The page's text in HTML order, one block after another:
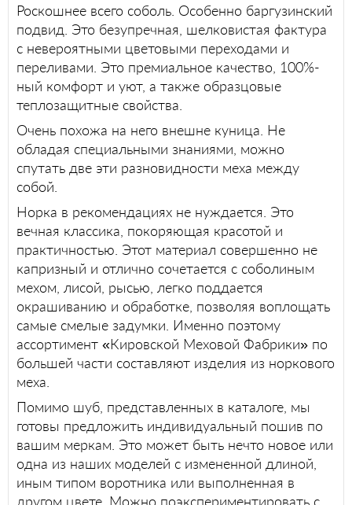
Роскошнее всего соболь. Особенно баргузинский
подвид. Это безупречная, шелковистая фактура
с невероятными цветовыми переходами и
переливами. Это премиальное качество, 100%-
ный комфорт и уют, а также образцовые
теплозащитные свойства.
Очень похожа на него внешне куница. Не
обладая специальными знаниями, можно
спутать две эти разновидности меха между
собой.
Норка в рекомендациях не нуждается. Это
вечная классика, покоряющая красотой и
практичностью. Этот материал совершенно не
капризный и отлично сочетается с соболиным
мехом, лисой, рысью, легко поддается
окрашиванию и обработке, позволяя воплощать
самые смелые задумки. Именно поэтому
ассортимент «Кировской Меховой Фабрики» по
большей части составляют изделия из норкового
меха.
Помимо шуб, представленных в каталоге, мы
готовы предложить индивидуальный пошив по
вашим меркам. Это может быть нечто новое или
одна из наших моделей с измененной длиной,
иным типом воротника или выполненная в
другом цвете. Можно поэкспериментировать с